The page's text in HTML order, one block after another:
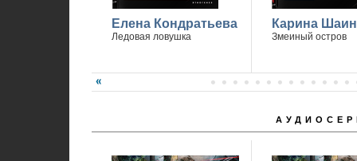
Елена Кондратьева
Ледовая ловушка
Карина
Змеиный остров